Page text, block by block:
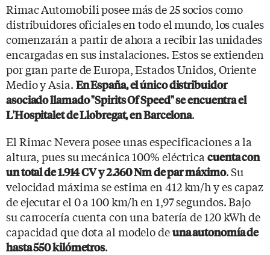
Rimac Automobili posee más de 25 socios como
distribuidores oficiales en todo el mundo, los cuales
comenzarán a partir de ahora a recibir las unidades
encargadas en sus instalaciones. Estos se extienden
por gran parte de Europa, Estados Unidos, Oriente
Medio y Asia. En España, el único distribuidor
asociado llamado "Spirits Of Speed" se encuentra el
L'Hospitalet de Llobregat, en Barcelona.
El Rimac Nevera posee unas especificaciones a la
altura, pues su mecánica 100% eléctrica cuenta con
un total de 1.914 CV y 2.360 Nm de par máximo. Su
velocidad máxima se estima en 412 km/h y es capaz
de ejecutar el 0 a 100 km/h en 1,97 segundos. Bajo
su carrocería cuenta con una batería de 120 kWh de
capacidad que dota al modelo deuna autonomía de
hasta 550 kilómetros.